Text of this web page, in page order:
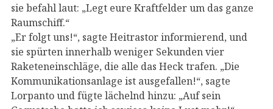
sie befahl laut: „Legt eure Kraftfelder um das ganze
Raumschiff.“
„Er folgt uns!“, sagte Heitrastor informierend, und
sie spürten innerhalb weniger Sekunden vier
Raketeneinschläge, die alle das Heck trafen. „Die
Kommunikationsanlage ist ausgefallen!“, sagte
Lorpanto und fügte lächelnd hinzu: „Auf sein